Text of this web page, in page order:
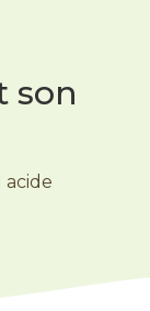
son
acide